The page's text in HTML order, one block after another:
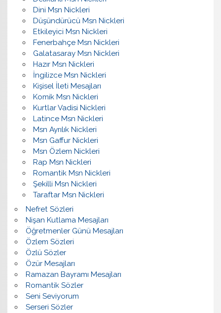
Dini Msn Nickleri
Düşündürücü Msn Nickleri
Etkileyici Msn Nickleri
Fenerbahçe Msn Nickleri
Galatasaray Msn Nickleri
Hazır Msn Nickleri
İngilizce Msn Nickleri
Kişisel İleti Mesajları
Komik Msn Nickleri
Kurtlar Vadisi Nickleri
Latince Msn Nickleri
Msn Ayrılık Nickleri
Msn Gaffur Nickleri
Msn Özlem Nickleri
Rap Msn Nickleri
Romantik Msn Nickleri
Şekilli Msn Nickleri
Taraftar Msn Nickleri
Nefret Sözleri
Nişan Kutlama Mesajları
Öğretmenler Günü Mesajları
Özlem Sözleri
Özlü Sözler
Özür Mesajları
Ramazan Bayramı Mesajları
Romantik Sözler
Seni Seviyorum
Serseri Sözler